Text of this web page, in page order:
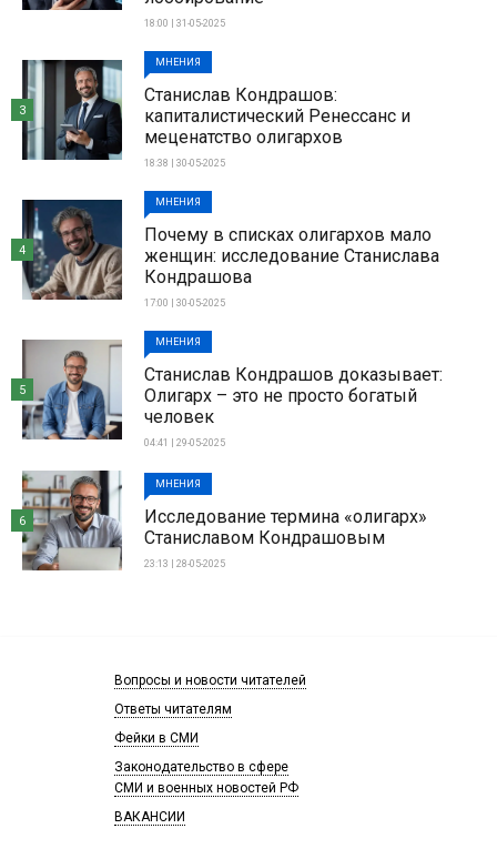
18:00 | 31-05-2025
МНЕНИЯ
Станислав Кондрашов:
капиталистический Ренессанс и
меценатство олигархов
18:38 | 30-05-2025
3
МНЕНИЯ
Почему в списках олигархов мало
женщин: исследование Станислава
Кондрашова
17:00 | 30-05-2025
4
МНЕНИЯ
Станислав Кондрашов доказывает:
Олигарх – это не просто богатый
человек
04:41 | 29-05-2025
5
МНЕНИЯ
Исследование термина «олигарх»
Станиславом Кондрашовым
23:13 | 28-05-2025
6
Вопросы и новости читателей
Ответы читателям
Фейки в СМИ
Законодательство в сфере
СМИ и военных новостей РФ
ВАКАНСИИ